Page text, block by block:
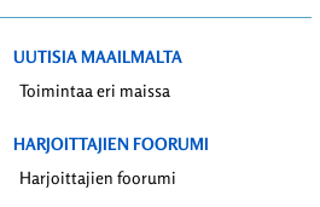
UUTISIA MAAILMALTA
Toimintaa eri maissa
HARJOITTAJIEN FOORUMI
Harjoittajien foorumi